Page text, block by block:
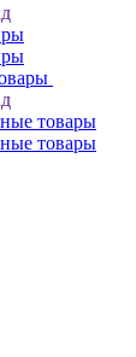
товары
товары